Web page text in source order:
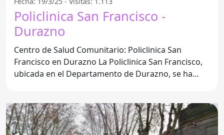
Policlinica San Francisco -
Durazno
Centro de Salud Comunitario: Policlinica San
Francisco en Durazno La Policlinica San Francisco,
ubicada en el Departamento de Durazno, se ha